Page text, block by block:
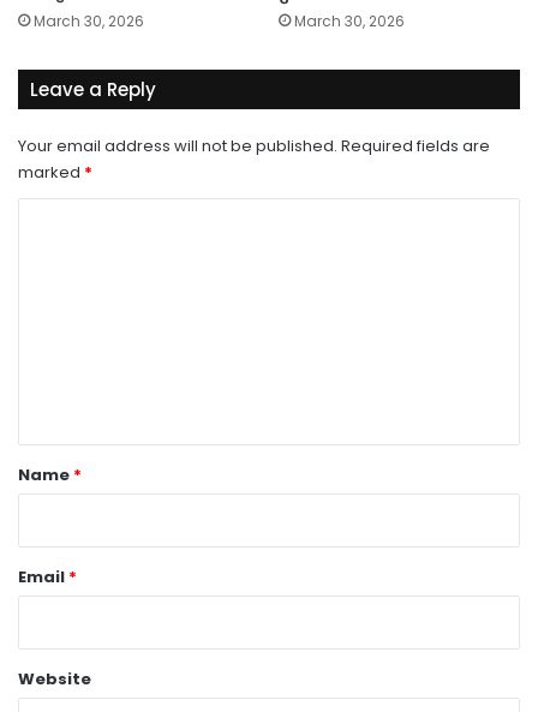
March 30, 2026 March 30, 2026
Leave a Reply
Your email address will not be published. Required fields are
marked *
*Name *
Email *
Website